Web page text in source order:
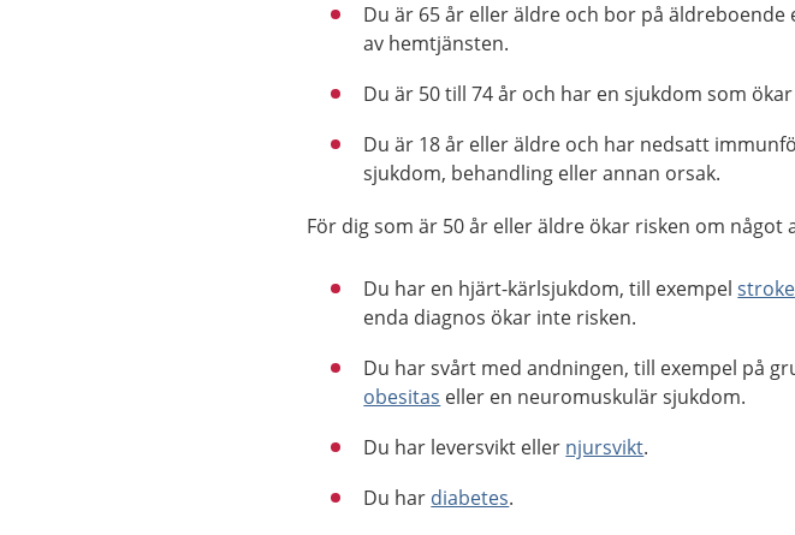
Du är 65 år eller äldre och bor på
av hemtjänsten.
Du är 50 till 74 år och har en sjukdom som
Du är 18 år eller äldre och har nedsatt
sjukdom, behandling eller annan orsak.
För dig som är 50 år eller äldre ökar risken om något
Du har en hjärt-kärlsjukdom, till exempelstroke
enda diagnos ökar inte risken.
Du har svårt med andningen, till exempel på
obesitas eller en neuromuskulär sjukdom.
Du har leversvikt eller njursvikt.
Du har diabetes.